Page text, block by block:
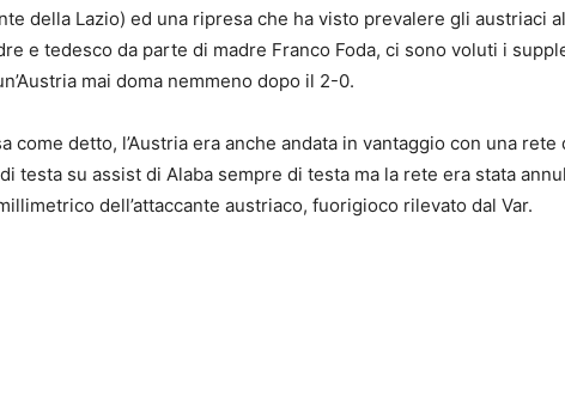
della Lazio) ed una ripresa che ha visto prevalere gli austriaci
e tedesco da parte di madre Franco Foda, ci sono voluti i
mai doma nemmeno dopo il 2-0.
come detto, l’Austria era anche andata in vantaggio con una rete
testa su assist di Alaba sempre di testa ma la rete era stata
dell’attaccante austriaco, fuorigioco rilevato dal Var.